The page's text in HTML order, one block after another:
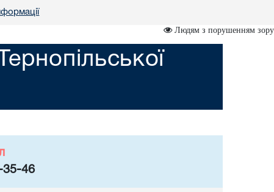
Людям з порушенням зору
35-46